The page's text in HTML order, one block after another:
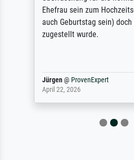
Ehefrau sein zum
auch Geburtstag sein)
zugestellt wurde.
Jürgen@ ProvenExpert
April 22, 2026